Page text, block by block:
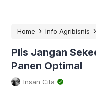
Home › Info Agribisnis ›
Plis Jangan
Panen Optimal
Insan Cita